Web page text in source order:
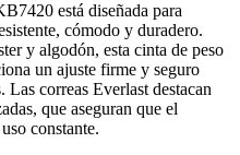
está diseñada para
cómodo y duradero.
y algodón, esta cinta de peso
un ajuste firme y seguro
Las correas Everlast destacan
que aseguran que el
constante.